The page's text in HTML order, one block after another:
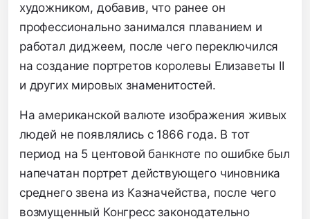
художником, добавив, что ранее он
профессионально занимался плаванием и
работал диджеем, после чего переключился
на создание портретов королевы Елизаветы II
и других мировых знаменитостей.
На американской валюте изображения живых
людей не появлялись с 1866 года. В тот
период на 5 центовой банкноте по ошибке был
напечатан портрет действующего чиновника
среднего звена из Казначейства, после чего
возмущенный Конгресс законодательно